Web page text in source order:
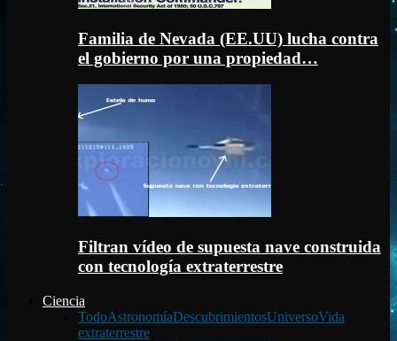
Familia de Nevada (EE.UU) lucha contra
el gobierno por una propiedad…
Filtran vídeo de supuesta nave construida
con tecnología extraterrestre
Ciencia
TodoAstronomíaDescubrimientosUniversoVida
extraterrestre